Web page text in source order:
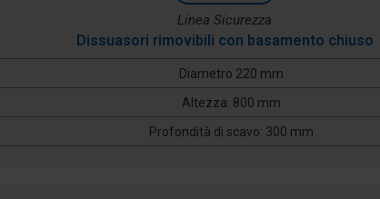
Linea Sicurezza
Dissuasori rimovibili con basamento chiuso
Diametro 220 mm
Altezza: 800 mm
Profondità di scavo: 300 mm